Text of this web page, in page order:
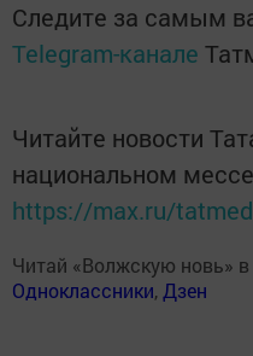
Следите за самым
Telegram-канале
Читайте новости
национальном
https://max.ru/
Читай «Волжскую новь» в
Одноклассники, Дзен